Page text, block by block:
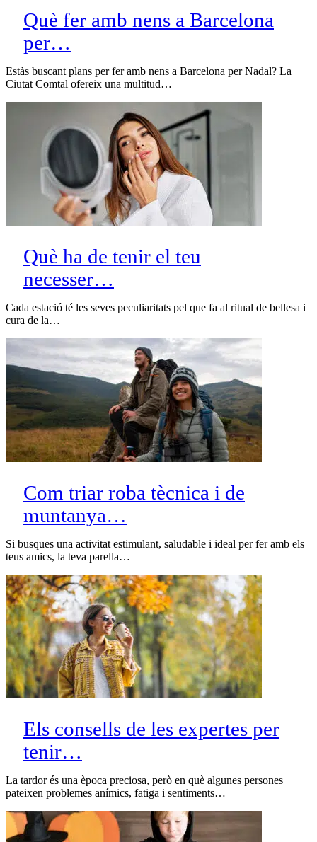
Què fer amb nens a Barcelona
per…
Estàs buscant plans per fer amb nens a Barcelona per Nadal? La
Ciutat Comtal ofereix una multitud…
Què ha de tenir el teu
necesser…
Cada estació té les seves peculiaritats pel que fa al ritual de bellesa i
cura de la…
Com triar roba tècnica i de
muntanya…
Si busques una activitat estimulant, saludable i ideal per fer amb els
teus amics, la teva parella…
Els consells de les expertes per
tenir…
La tardor és una època preciosa, però en què algunes persones
pateixen problemes anímics, fatiga i sentiments…